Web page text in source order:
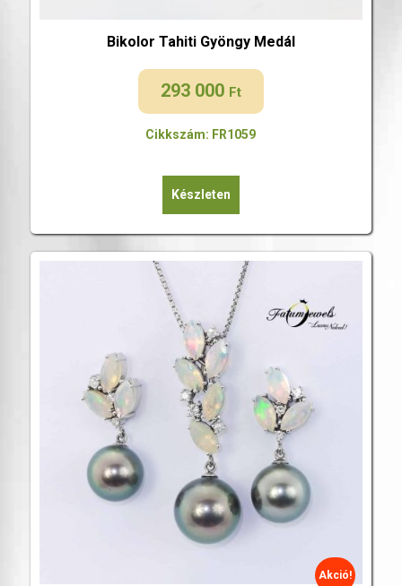
Bikolor Tahiti Gyöngy Medál
293 000 Ft
Cikkszám: FR1059
Készleten
Akció!